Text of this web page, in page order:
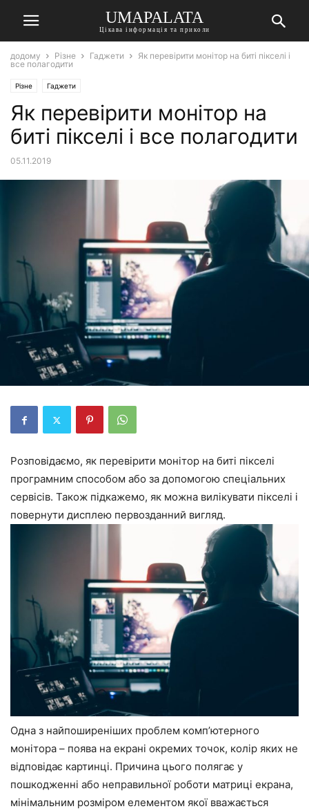
UMAPALATA
Цікава інформація та приколи
додому Різне Гаджети
Як перевірити монітор на биті пікселі і
все полагодити
Різне Гаджети
Як перевірити монітор на
биті пікселі і все полагодити
05.11.2019
Розповідаємо, як перевірити монітор на биті пікселі
програмним способом або за допомогою спеціальних
сервісів. Також підкажемо, як можна вилікувати пікселі і
повернути дисплею первозданний вигляд.
Одна з найпоширеніших проблем комп’ютерного
монітора – поява на екрані окремих точок, колір яких не
відповідає картинці. Причина цього полягає у
пошкодженні або неправильної роботи матриці екрана,
мінімальним розміром елементом якої вважається